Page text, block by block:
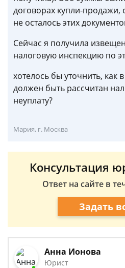
договорах купли-продажи,
не осталось этих
Сейчас я получила
налоговую инспекцию по
хотелось бы уточнить, как
должен быть рассчитан
неуплату?
Мария, г. Москва
Консультация
Ответ на сайте в
Задать
Анна Ионова
Юрист